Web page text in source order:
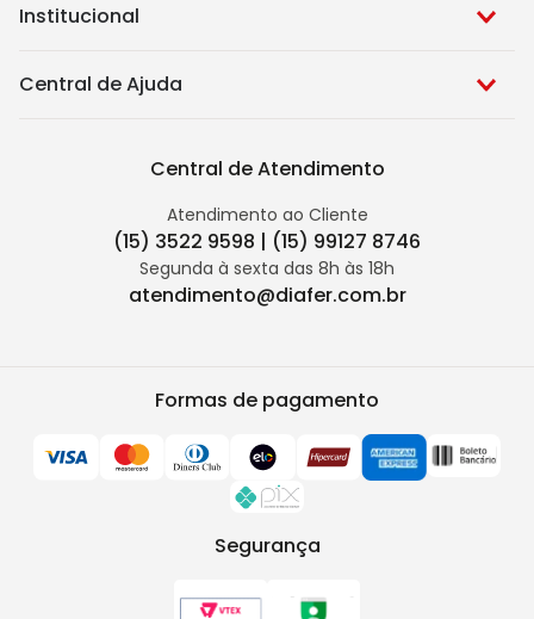
Institucional
Central de Ajuda
Central de Atendimento
Atendimento ao Cliente
(15) 3522 9598 | (15) 99127 8746
Segunda à sexta das 8h às 18h
atendimento@diafer.com.br
Formas de pagamento
Segurança